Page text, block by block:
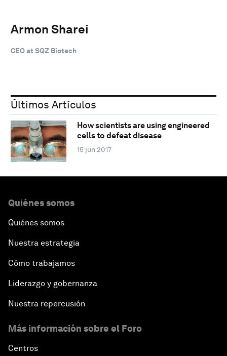
Armon Sharei
CEO at SQZ Biotech
Últimos Artículos
How scientists are using engineered
cells to defeat disease
15 jun 2017
Quiénes somos
Quiénes somos
Nuestra estrategia
Cómo trabajamos
Liderazgo y gobernanza
Nuestra repercusión
Más información sobre el Foro
Centros